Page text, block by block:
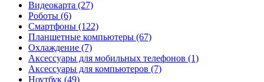
Видеокарта (27)
Роботы (6)
Смартфоны (122)
Планшетные компьютеры (67)
Охлаждение (7)
Аксессуары для мобильных телефонов (1)
Аксессуары для компьютеров (7)
Ноутбук (49)